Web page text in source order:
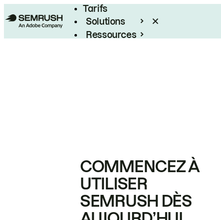
Tarifs
Solutions
Ressources
COMMENCEZ À
UTILISER
SEMRUSH DÈS